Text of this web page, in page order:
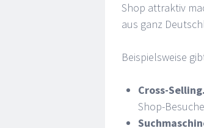
Shop attraktiv
aus ganz
Beispielsweise
Cross-Selling.
Shop-